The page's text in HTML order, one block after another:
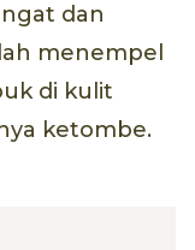
dan
menempel
di kulit
ketombe.